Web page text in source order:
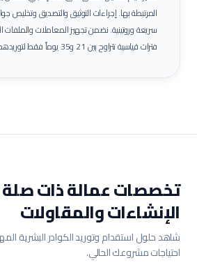
المرتبطة بها.إجراءات التوثيق والتصديق وتخليص
سريعة وروتينية. نضمن تجهيز المعاملات والملفات
فترات قياسية تتراوح بين 21 و35 يوماً فقط لتوريدهم لموقع العمل مباشرة.
تخصصات عمالة ذات
الإنشاءات والمقاولات
شاهد حلول استقدام وتوريد الكوادر البشرية
احتياجات مشروعك الحالي.